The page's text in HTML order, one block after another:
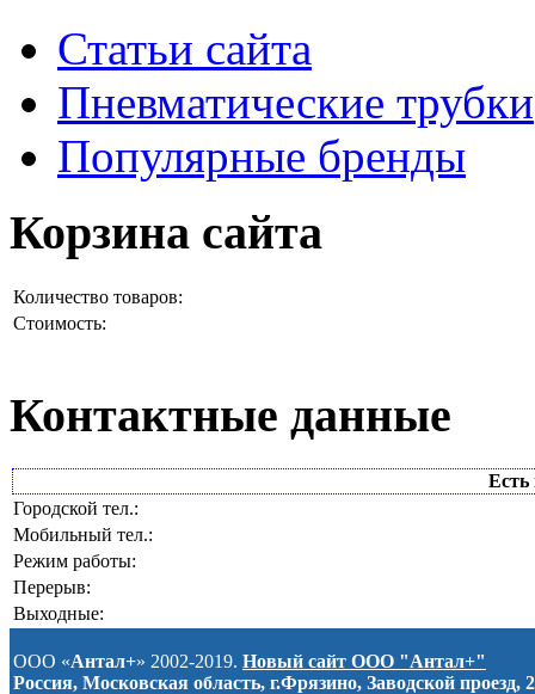
Статьи сайта
Пневматические трубки
Популярные бренды
Корзина сайта
Количество товаров:
Стоимость:
Контактные данные
Есть
Городской тел.:
Мобильный тел.:
Режим работы:
Перерыв:
Выходные:
ООО «Антал+» 2002-2019. Новый сайт ООО "Антал+"
Россия, Московская область, г.Фрязино, Заводской проезд, 2